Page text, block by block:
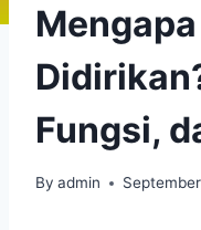
Mengapa
Fungsi,
By admin